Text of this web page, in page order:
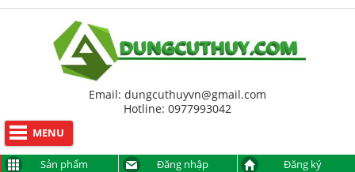
Email: dungcuthuyvn@gmail.com
Hotline: 0977993042
MENU
Sản phẩm Đăng nhập Đăng ký
094 9999 817
Lê Nhật Thịnh
0977993042